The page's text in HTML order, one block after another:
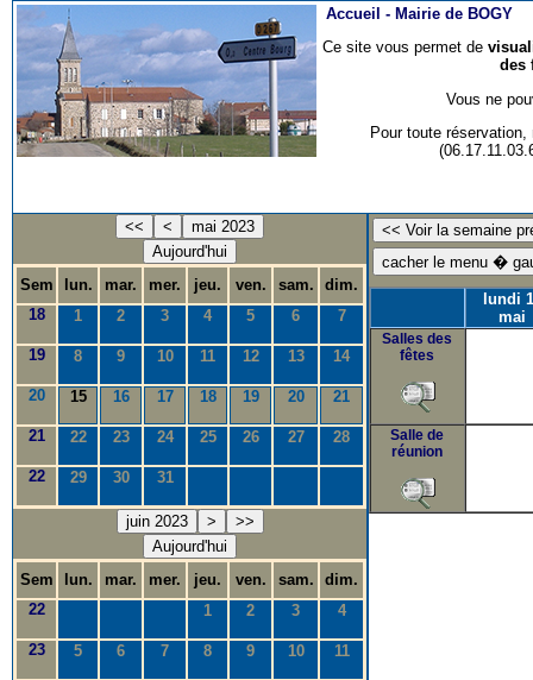
Accueil - Mairie de BOGY
Ce site vous permet de
des
Vous ne
Pour toute
<< <
mai 2023
Aujourd'hui
Sem
lun. mar. mer. jeu. ven. sam.
dim.
18
1 2 3 4 5 6 7
19 8 9 10 11 12 13 14
20 15 16 17 18 19 20 21
21 22 23 24 25 26 27 28
22 29 30 31
juin 2023 >
>>
Aujourd'hui
Sem
lun. mar. mer. jeu. ven. sam.
dim.
22
1 2 3 4
23 5 6 7 8 9 10 11
lundi
mai
Salles des
fêtes
Salle de
réunion